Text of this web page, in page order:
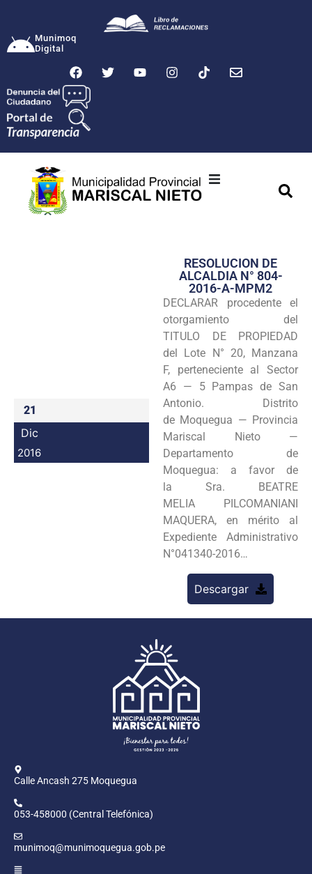
Munimoq
Digital
Transparencia
Seguridad
Programas
Intranet
21
Dic
2016
RESOLUCION DE
ALCALDIA N° 804-
2016-A-MPM2
DECLARAR procedente el
otorgamiento del
TITULO DE PROPIEDAD
del Lote N° 20, Manzana
F, perteneciente al Sector
A6 — 5 Pampas de San
Antonio. Distrito
de Moquegua — Provincia
Mariscal Nieto —
Departamento de
Moquegua: a favor de
la Sra. BEATRE
MELIA PILCOMANIANI
MAQUERA, en mérito al
Expediente Administrativo
N°041340-2016…
Descargar
Calle Ancash 275 Moquegua
053-458000 (Central Telefónica)
munimoq@munimoquegua.gob.pe